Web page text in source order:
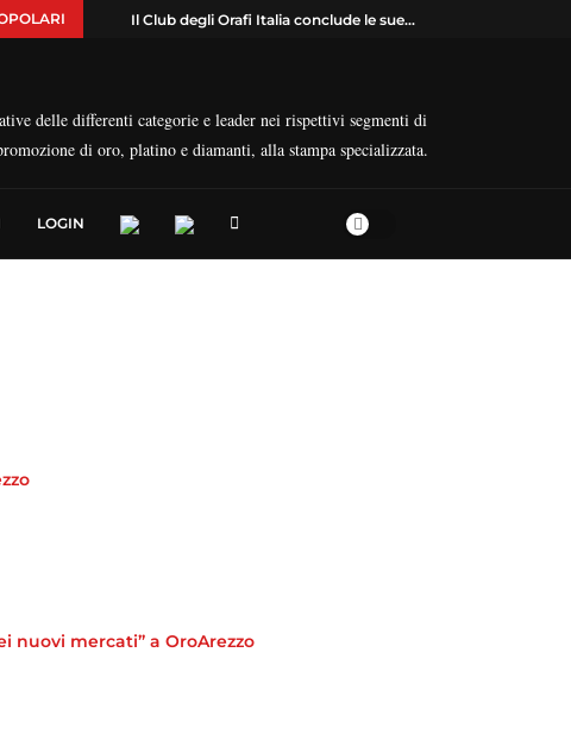
Il Club degli Orafi Italia conclude le sue...
delle differenti categorie e leader nei rispettivi segmenti di
di oro, platino e diamanti, alla stampa specializzata.
LOGIN
nuovi mercati” a OroArezzo